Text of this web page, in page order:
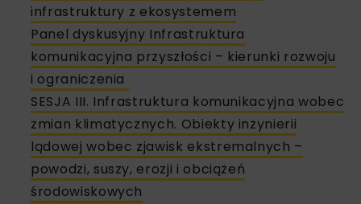
infrastruktury z ekosystemem
Panel dyskusyjny Infrastruktura
komunikacyjna przyszłości – kierunki rozwoju
i ograniczenia
SESJA III. Infrastruktura komunikacyjna wobec
zmian klimatycznych. Obiekty inżynierii
lądowej wobec zjawisk ekstremalnych –
powodzi, suszy, erozji i obciążeń
środowiskowych